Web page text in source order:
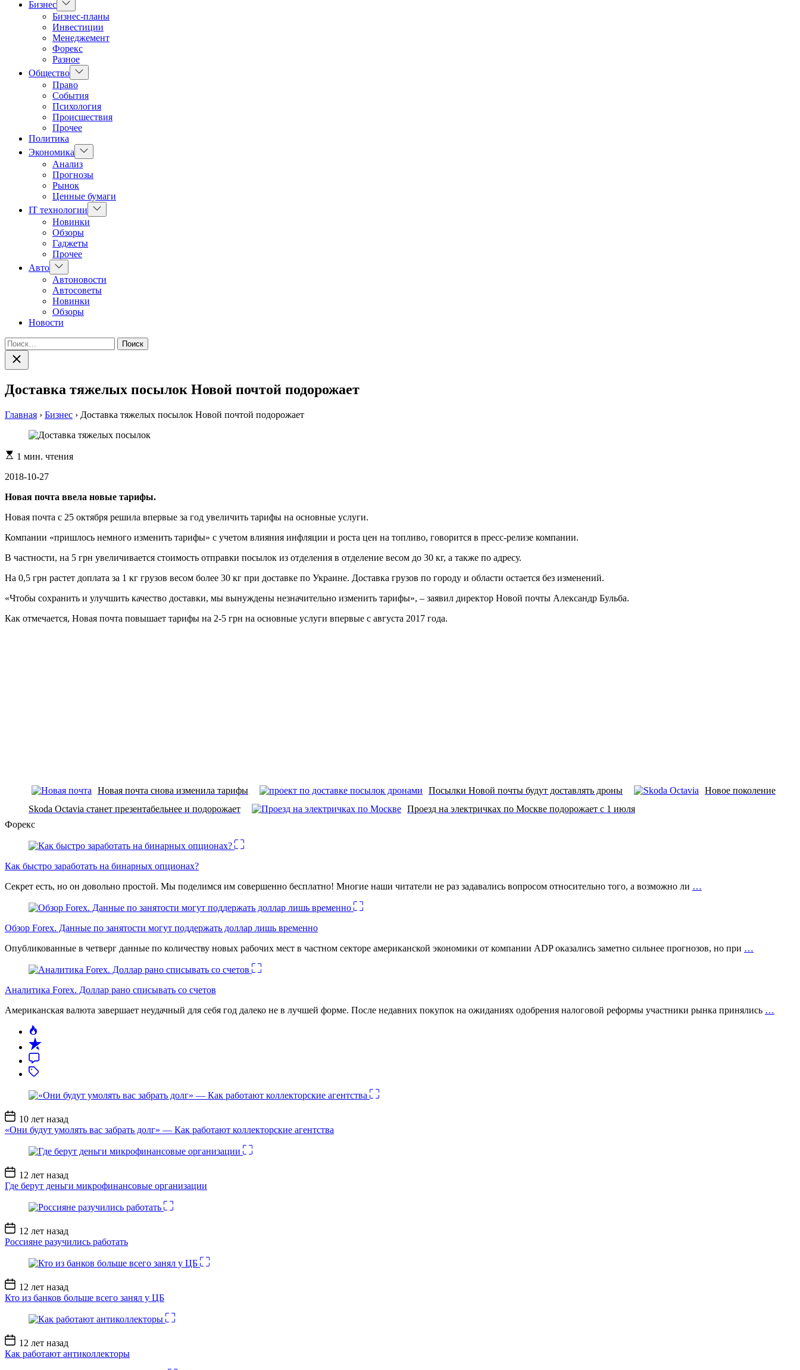
Бизнес Показать
подменю
Бизнес-планы
Инвестиции
Менеджемент
Форекс
Разное
Общество Показать
подменю
Право
События
Психология
Происшествия
Прочее
Политика
Экономика
Показать
подменю
Анализ
Прогнозы
Рынок
Ценные бумаги
IT технологии
Показать
подменю
Новинки
Обзоры
Гаджеты
Прочее
Авто Показать
подменю
Автоновости
Автосоветы
Новинки
Обзоры
Новости
Найти:
Закрыть
поиск
Доставка тяжелых посылок Новой почтой подорожает
Главная › Бизнес › Доставка тяжелых посылок Новой почтой подорожает
Расчетное
чтения
1 мин. чтения
2018-10-27
Новая почта ввела новые тарифы.
Новая почта с 25 октября решила впервые за год увеличить тарифы на основные услуги.
Компании «пришлось немного изменить тарифы» с учетом влияния инфляции и роста цен на топливо, говорится в пресс-релизе компании.
В частности, на 5 грн увеличивается стоимость отправки посылок из отделения в отделение весом до 30 кг, а также по адресу.
На 0,5 грн растет доплата за 1 кг грузов весом более 30 кг при доставке по Украине. Доставка грузов по городу и области остается без изменений.
«Чтобы сохранить и улучшить качество доставки, мы вынуждены незначительно изменить тарифы», – заявил директор Новой почты Александр Бульба.
Как отмечается, Новая почта повышает тарифы на 2-5 грн на основные услуги впервые с августа 2017 года.
Новая почта снова изменила тарифы Посылки Новой почты будут доставлять дроны
Новое поколение
Skoda Octavia станет презентабельнее и подорожает
Проезд на электричках по Москве подорожает с 1 июля
Форекс
Как быстро заработать на бинарных опционах?
Секрет есть, но он довольно простой. Мы поделимся им совершенно бесплатно! Многие наши читатели не раз задавались вопросом относительно того, а возможно ли …
Обзор Forex. Данные по занятости могут поддержать доллар лишь временно
Опубликованные в четверг данные по количеству новых рабочих мест в частном секторе американской экономики от компании ADP оказались заметно сильнее прогнозов, но при …
Аналитика Forex. Доллар рано списывать со счетов
Американская валюта завершает неудачный для себя год далеко не в лучшей форме. После недавних покупок на ожиданиях одобрения налоговой реформы участники рынка принялись …
Дата
записи
10 лет назад
«Они будут умолять вас забрать долг» — Как работают коллекторские агентства
Дата
записи
12 лет назад
Где берут деньги микрофинансовые организации
Дата
записи
12 лет назад
Россияне разучились работать
Дата
записи
12 лет назад
Кто из банков больше всего занял у ЦБ
Дата
записи
12 лет назад
Как работают антиколлекторы